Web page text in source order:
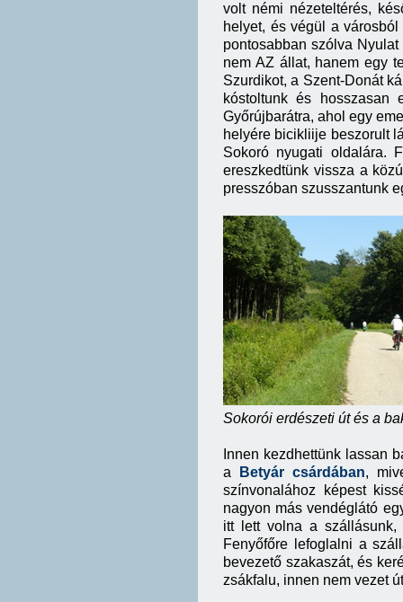
volt némi nézeteltérés,
helyet, és végül a
pontosabban szólva
nem AZ állat, hanem egy
Szurdikot, a Szent-Donát
kóstoltunk és hosszasan
Győrújbarátra, ahol egy
helyére bicikliije beszorult
Sokoró nyugati oldalára.
ereszkedtünk vissza a
presszóban szusszantunk
Sokorói erdészeti út és a
Innen kezdhettünk lassan
a
Betyár csárdában,
színvonalához képest
nagyon más vendéglátó
itt lett volna a
Fenyőfőre lefoglalni a
bevezető szakaszát, és
zsákfalu, innen nem vezet